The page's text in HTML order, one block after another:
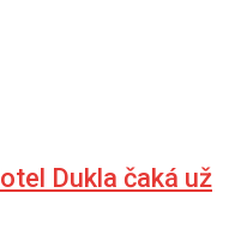
Dukla čaká už